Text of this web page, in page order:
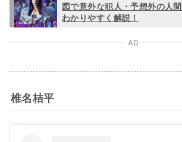
図で意外な犯人・予想外の人
わかりやすく解説！
AD
椎名桔平